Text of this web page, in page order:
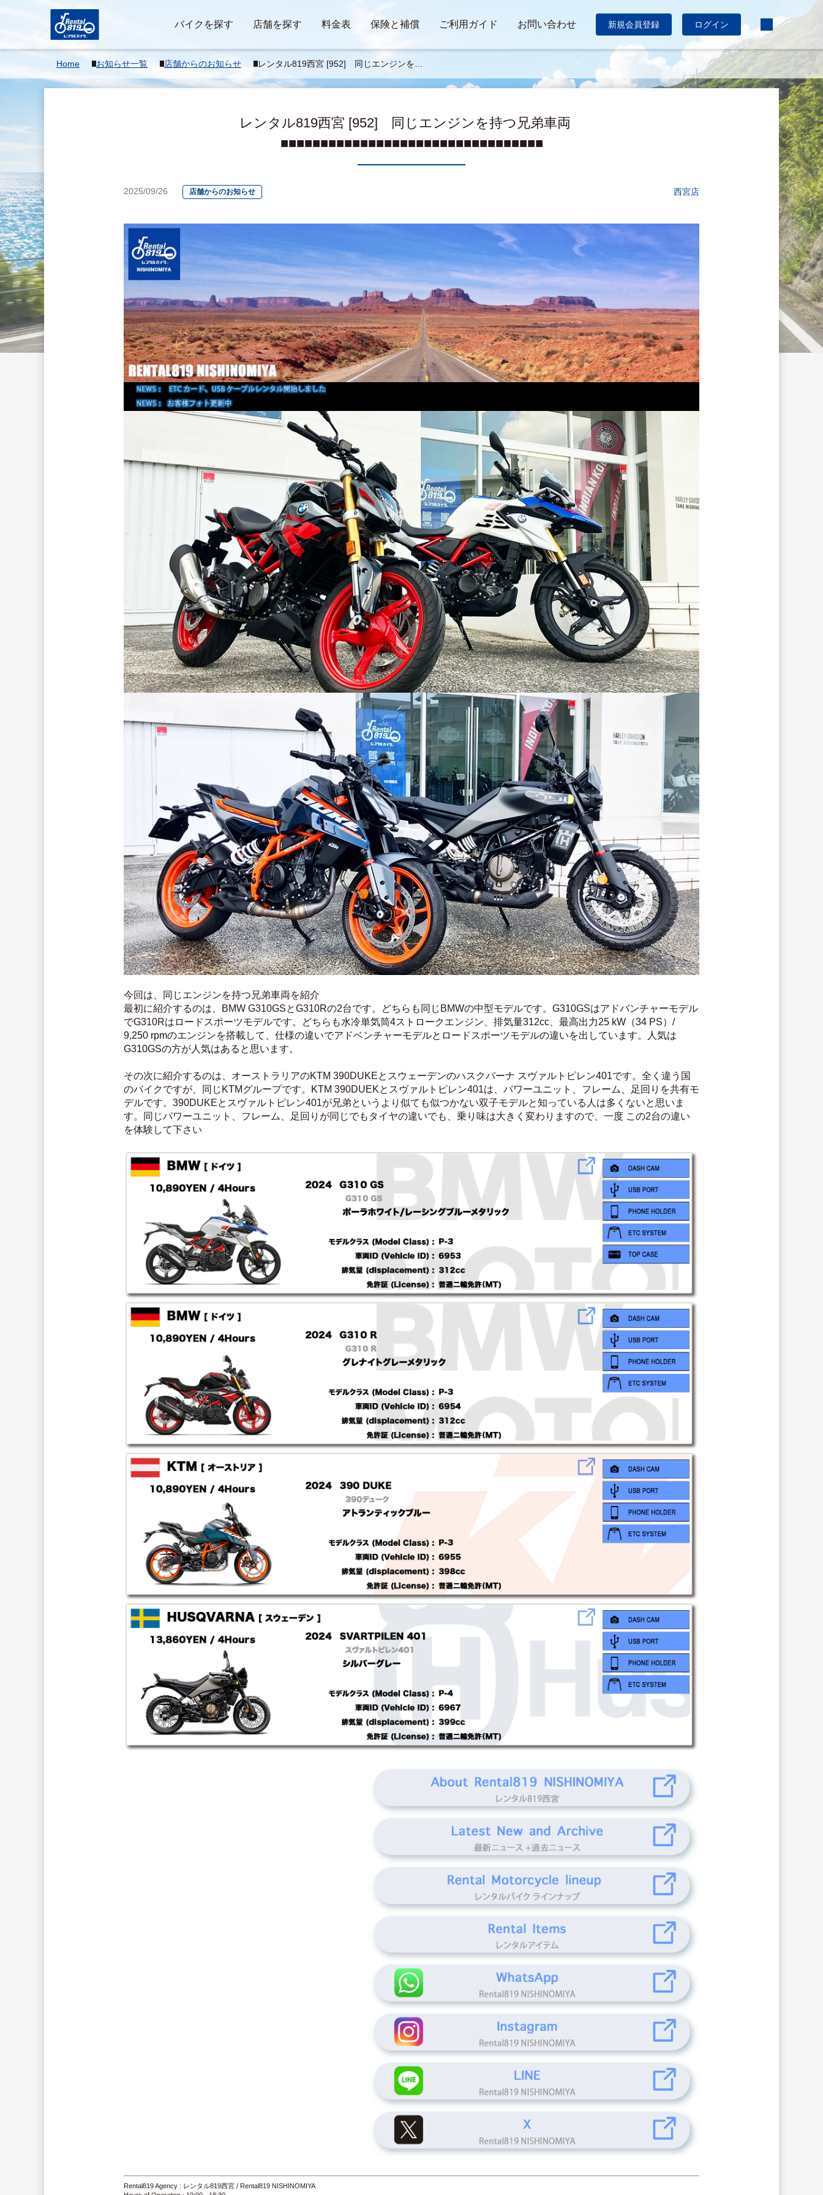
バイクを探す 店舗を探す 料金表 保険と補償 ご利用ガイド お問い合わせ 新規会員登録 ログイン
Home お知らせ一覧 店舗からのお知らせ
レンタル819西宮 [952] 同じエンジンを持
つ兄弟車両 ■■■■■■■■■■■■■■■■■■■■■■■■
レンタル819西宮 [952] 同じエンジンを持つ兄弟車両
■■■■■■■■■■■■■■■■■■■■■■■■■■■■■■■■■
2025/09/26 店舗からのお知らせ 西宮店
今回は、同じエンジンを持つ兄弟車両を紹介
最初に紹介するのは、BMW G310GSとG310Rの2台です。どちらも同じBMWの中型モデルです。G310GSはアドバンチャーモデル
でG310Rはロードスポーツモデルです。どちらも水冷単気筒4ストロークエンジン、排気量312cc、最高出力25 kW（34 PS）/
9,250 rpmのエンジンを搭載して、仕様の違いでアドベンチャーモデルとロードスポーツモデルの違いを出しています。人気は
G310GSの方が人気はあると思います。
その次に紹介するのは、オーストラリアのKTM 390DUKEとスウェーデンのハスクバーナ スヴァルトピレン401です。全く違う国
のバイクですが、同じKTMグループです。KTM 390DUEKとスヴァルトピレン401は、パワーユニット、フレーム、足回りを共有モ
デルです。390DUKEとスヴァルトピレン401が兄弟というより似ても似つかない双子モデルと知っている人は多くないと思いま
す。同じパワーユニット、フレーム、足回りが同じでもタイヤの違いでも、乗り味は大きく変わりますので、一度 この2台の違い
を体験して下さい
Rental819 Agency : レンタル819西宮 / Rental819 NISHINOMIYA